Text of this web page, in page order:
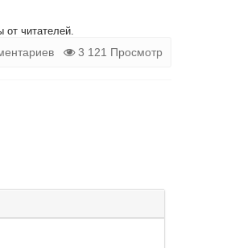
от читателей.
3 121 Просмотр